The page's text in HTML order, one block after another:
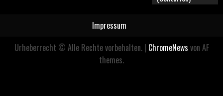
Impressum
Urheberrecht © Alle Rechte vorbehalten. | ChromeNews von AF
themes.